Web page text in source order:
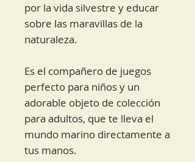
por la vida silvestre y educar
sobre las maravillas de la
naturaleza.
Es el compañero de juegos
perfecto para niños y un
adorable objeto de colección
para adultos, que te lleva el
mundo marino directamente a
tus manos.